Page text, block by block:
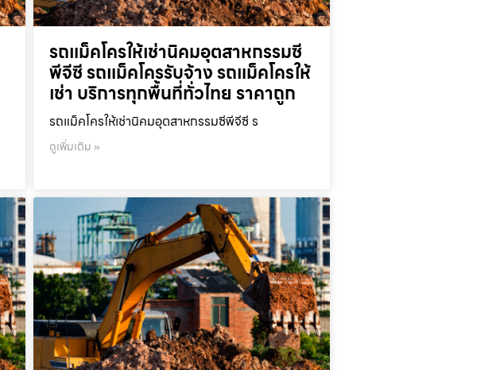
รถแม็คโครให้เช่านิคมอุตสาหกรรมซี
พีจีซี รถแม็คโครรับจ้าง รถแม็คโครให้
เช่า บริการทุกพื้นที่ทั่วไทย ราคาถูก
รถแม็คโครให้เช่านิคมอุตสาหกรรมซีพีจีซี ร
ดูเพิ่มเติม »